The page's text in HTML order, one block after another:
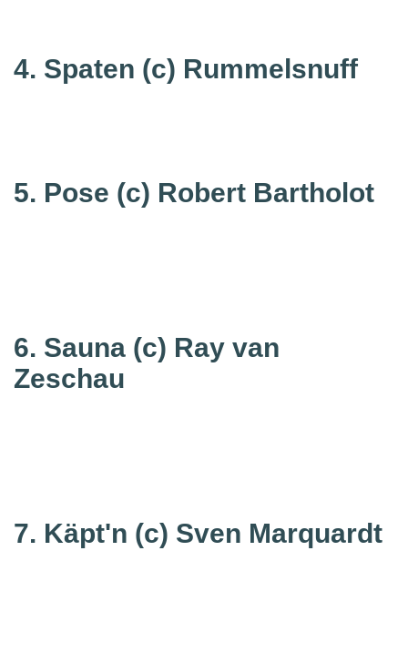
4. Spaten (c) Rummelsnuff
5. Pose (c) Robert Bartholot
6. Sauna (c) Ray van
Zeschau
7. Käpt'n (c) Sven Marquardt